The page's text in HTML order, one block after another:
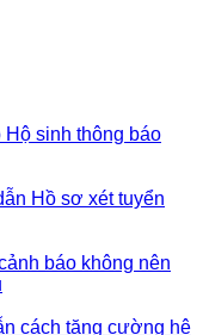
Hộ sinh thông báo
Hồ sơ xét tuyển
báo không nên
cách tăng cường hệ